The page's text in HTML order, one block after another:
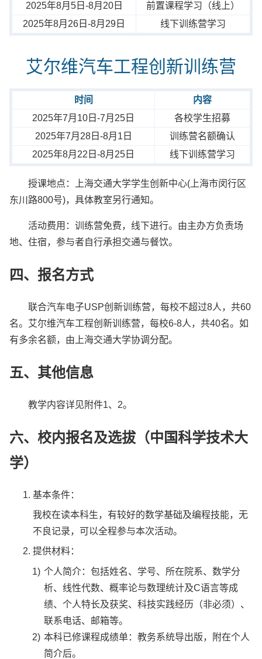
2025年8月5日-8月20日
前置课程学习（线上）
2025年8月26日-8月29日
线下训练营学习
艾尔维汽车工程创新训练营
时间
内容
2025年7月10日-7月25日
各校学生招募
2025年7月28日-8月1日
训练营名额确认
2025年8月22日-8月25日
线下训练营学习
授课地点：上海交通大学学生创新中心(上海市闵行区
东川路800号)，具体教室另行通知。
活动费用：训练营免费，线下进行。由主办方负责场
地、住宿，参与者自行承担交通与餐饮。
四、报名方式
联合汽车电子USP创新训练营，每校不超过8人，共60
名。艾尔维汽车工程创新训练营，每校6-8人，共40名。如
有多余名额，由上海交通大学协调分配。
五、其他信息
教学内容详见附件1、2。
六、校内报名及选拔（中国科学技术大
学）
基本条件：
我校在读本科生，有较好的数学基础及编程技能，无
不良记录，可以全程参与本次活动。
提供材料：
个人简介：包括姓名、学号、所在院系、数学分
析、线性代数、概率论与数理统计及C语言等成
绩、个人特长及获奖、科技实践经历（非必须）、
联系电话、邮箱等。
本科已修课程成绩单：教务系统导出版，附在个人
简介后。